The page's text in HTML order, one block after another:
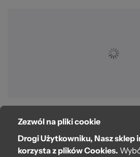
O bag
Pomoc
Zezwól na pliki cookie
Drogi Użytkowniku, Nasz sklep
korzysta z plików Cookies.